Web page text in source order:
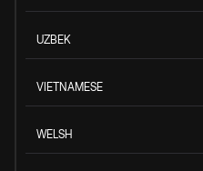
UZBEK
VIETNAMESE
WELSH